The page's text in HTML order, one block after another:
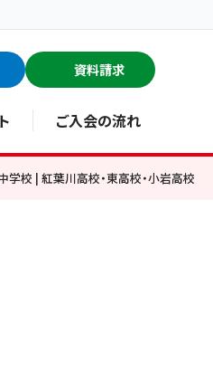
資料請求
ご入会の流れ
校 | 紅葉川高校・東高校・小岩高校